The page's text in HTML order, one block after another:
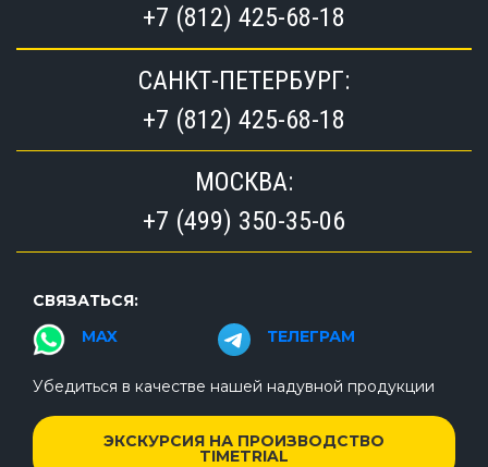
+7 (812) 425-68-18
САНКТ-ПЕТЕРБУРГ:
+7 (812) 425-68-18
МОСКВА:
+7 (499) 350-35-06
СВЯЗАТЬСЯ:
MAX
ТЕЛЕГРАМ
Убедиться в качестве нашей надувной продукции
ЭКСКУРСИЯ НА ПРОИЗВОДСТВО
TIMETRIAL